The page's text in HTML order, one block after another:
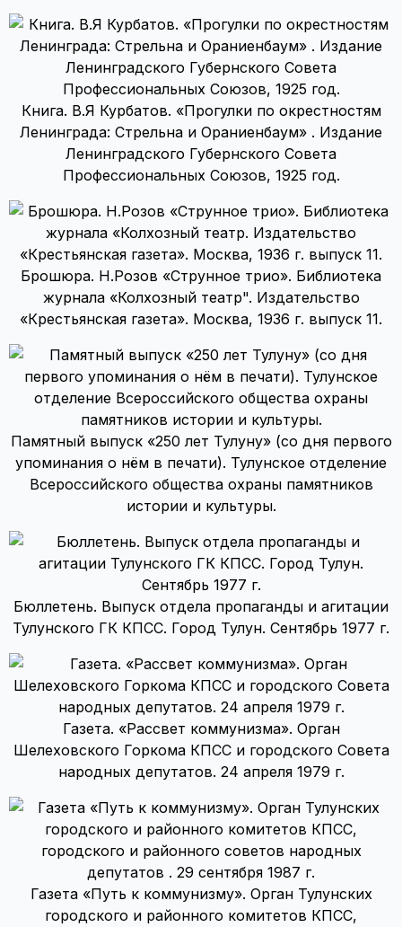
Книга. В.Я Курбатов. «Прогулки по окрестностям
Ленинграда: Стрельна и Ораниенбаум» . Издание
Ленинградского Губернского Совета
Профессиональных Союзов, 1925 год.
Брошюра. Н.Розов «Струнное трио». Библиотека
журнала «Колхозный театр". Издательство
«Крестьянская газета». Москва, 1936 г. выпуск 11.
Памятный выпуск «250 лет Тулуну» (со дня первого
упоминания о нём в печати). Тулунское отделение
Всероссийского общества охраны памятников
истории и культуры.
Бюллетень. Выпуск отдела пропаганды и агитации
Тулунского ГК КПСС. Город Тулун. Сентябрь 1977 г.
Газета. «Рассвет коммунизма». Орган
Шелеховского Горкома КПСС и городского Совета
народных депутатов. 24 апреля 1979 г.
Газета «Путь к коммунизму». Орган Тулунских
городского и районного комитетов КПСС,